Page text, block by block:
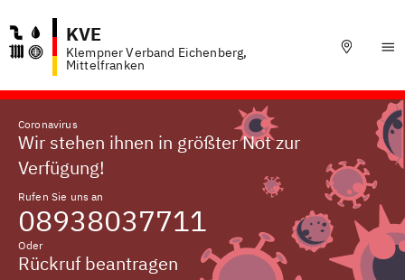
KVE
Klempner Verband Eichenberg,
Mittelfranken
Coronavirus
Wir stehen ihnen in größter Not zur
Verfügung!
Rufen Sie uns an
08938037711
Oder
Rückruf beantragen